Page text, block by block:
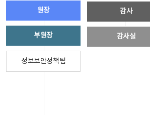
원장
부원장
정보보안정책팀
감사
감사실